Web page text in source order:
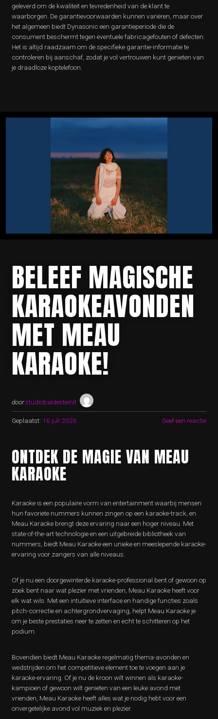
geleverd om de kwaliteit en tevredenheid van de klant te
waarborgen. De garantievoorwaarden kunnen variëren, maar over
het algemeen biedt Dynasonic een garantieperiode die de
consument beschermt tegen eventuele fabricagefouten of defecten.
Het is altijd raadzaam om de specifieke garantie-informatie te
controleren bij aanschaf, zodat je vol vertrouwen kunt genieten van
je draadloze koptelefoon.
BELEEF MAGISCHE
KARAOKEAVONDEN
MET MEAU
KARAOKE!
doorstudiobaldesteinit
Geplaatst: 16 juli 2026 Geef een reactie
ONTDEK DE MAGIE VAN MEAU
KARAOKE
Karaoke is een populaire vorm van entertainment waarbij mensen
hun favoriete nummers kunnen zingen op een karaoke-track, en
Meau Karaoke brengt deze ervaring naar een hoger niveau. Met
state-of-the-art technologie en een uitgebreide bibliotheek van
nummers, biedt Meau Karaoke een unieke en meeslepende karaoke-
ervaring voor zangers van alle niveaus.
Of je nu een doorgewinterde karaoke-professional bent of gewoon op
zoek bent naar wat plezier met vrienden, Meau Karaoke heeft voor
elk wat wils. Met een intuïtieve interface en handige functies zoals
pitch-correctie en achtergrondvervaging, helpt Meau Karaoke je
om je beste prestaties neer te zetten en echt te schitteren op het
podium.
Bovendien biedt Meau Karaoke regelmatig thema-avonden en
wedstrijden om het competitieve element toe te voegen aan je
karaoke-ervaring. Of je nu de kroon wilt winnen als karaoke-
kampioen of gewoon wilt genieten van een leuke avond met
vrienden, Meau Karaoke heeft alles wat je nodig hebt voor een
onvergetelijke avond vol muziek en plezier.